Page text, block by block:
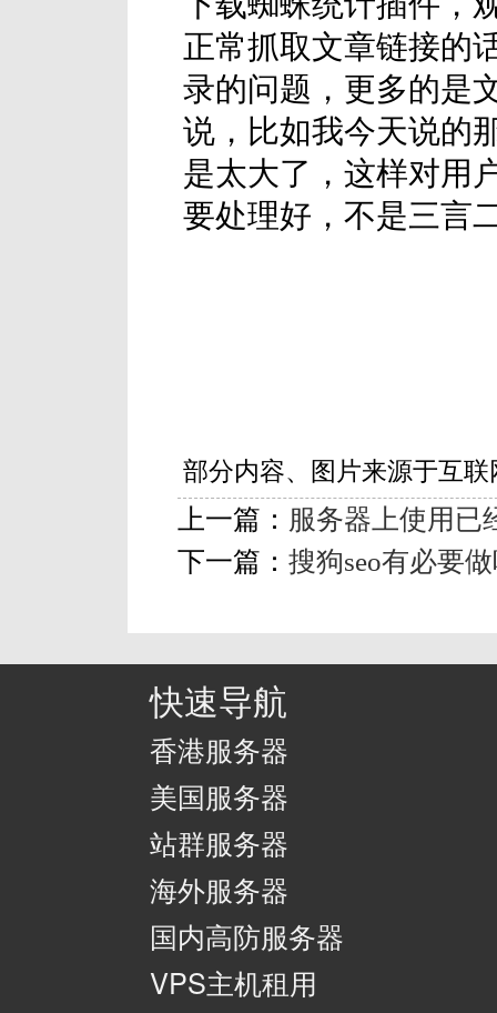
正常抓取文章链接的
录的问题，更多的是
说，比如我今天说的
是太大了，这样对用
要处理好，不是三言
部分内容、图片来源于互
上一篇： 服务器上使用已
下一篇： 搜狗seo有必要
快速导航
香港服务器
美国服务器
站群服务器
海外服务器
国内高防服务器
VPS主机租用